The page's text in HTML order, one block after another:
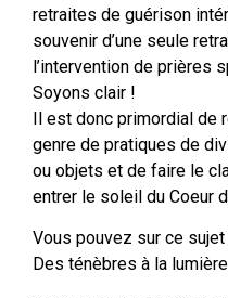
retraites de guérison
souvenir d’une seule
l’intervention de prières
Soyons clair !
Il est donc primordial de
genre de pratiques de
ou objets et de faire le
entrer le soleil du Coeur
Vous pouvez sur ce
Des ténèbres à la